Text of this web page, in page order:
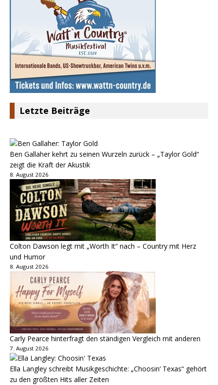
Letzte Beiträge
Ben Gallaher kehrt zu seinen Wurzeln zurück – „Taylor Gold“
zeigt die Kraft der Akustik
8. August 2026
Colton Dawson legt mit „Worth It“ nach – Country mit Herz
und Humor
8. August 2026
Carly Pearce hinterfragt den ständigen Vergleich mit anderen
7. August 2026
Ella Langley schreibt Musikgeschichte: „Choosin‘ Texas“ gehört
zu den größten Hits aller Zeiten